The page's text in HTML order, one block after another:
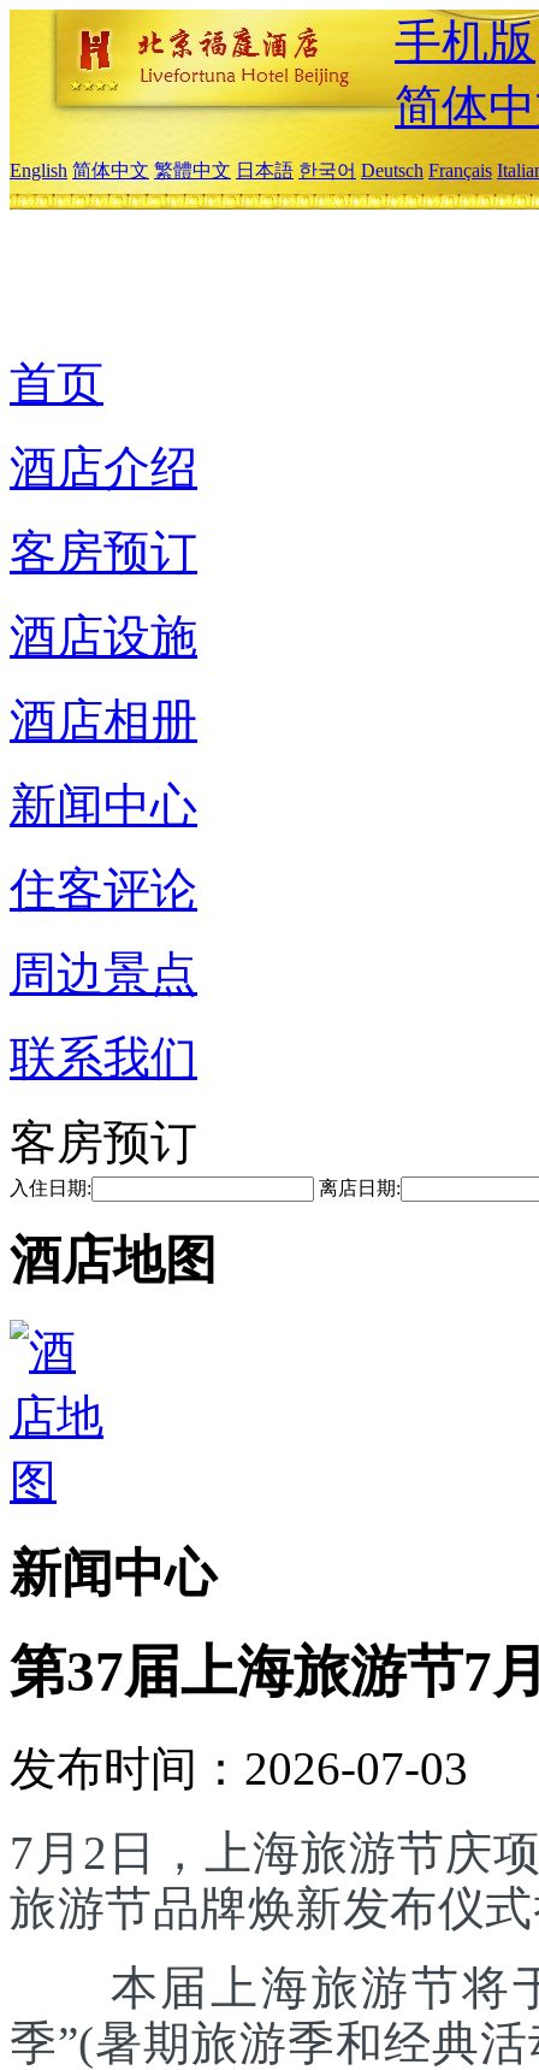
手机版
简体
English 简体中文 繁體中文 日本語 한국어 Deutsch Français
首页
酒店介绍
客房预订
酒店设施
酒店相册
新闻中心
住客评论
周边景点
联系我们
客房预订
入住日期: 离店日期:
酒店地图
新闻中心
第37届上海旅游节7
发布时间：2026-07-03
7月2日，上海旅游节庆
旅游节品牌焕新发布仪
本届上海旅游节将于
季”(暑期旅游季和经典